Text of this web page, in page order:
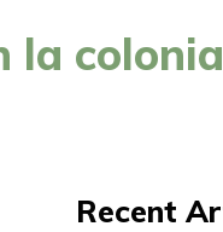
la
Recent